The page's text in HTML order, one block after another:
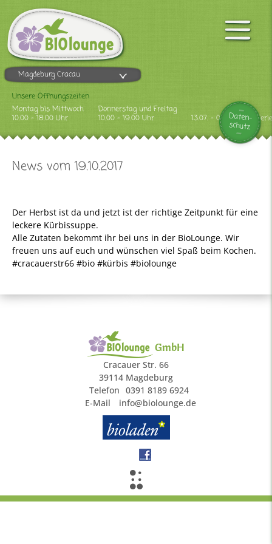
Magdeburg Cracau
Unsere Öffnungszeiten
Montag bis Mittwoch
10.00 - 18.00 Uhr
Donnerstag und Freitag
10.00 - 19.00 Uhr
13.07. - 09.08.2026
Daten-
schutz
News vom 19.10.2017
Der Herbst ist da und jetzt ist der richtige Zeitpunkt für eine
leckere Kürbissuppe.
Alle Zutaten bekommt ihr bei uns in der BioLounge. Wir
freuen uns auf euch und wünschen viel Spaß beim Kochen.
#cracauerstr66 #bio #kürbis #biolounge
GmbH
Cracauer Str. 66
39114 Magdeburg
Telefon 0391 8189 6924
E-Mail
info@biolounge.de